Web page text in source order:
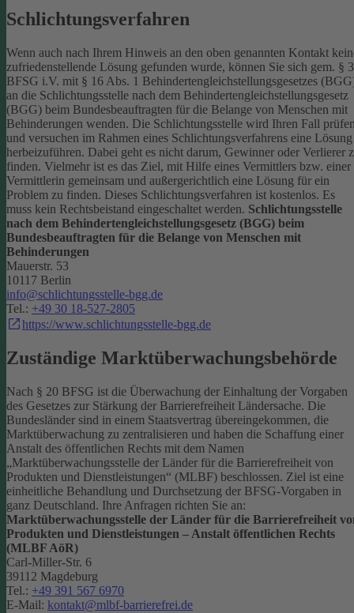
Schlichtungsverfahren
Wenn auch nach Ihrem Hinweis an den oben genannten Kontakt
zufriedenstellende Lösung gefunden wurde, können Sie sich gem. §
BFSG i.V. mit § 16 Abs. 1 Behindertengleichstellungsgesetzes
an die Schlichtungsstelle nach dem Behindertengleichstellungsgesetz
(BGG) beim Bundesbeauftragten für die Belange von Menschen mit
Behinderungen wenden. Die Schlichtungsstelle wird Ihren Fall
und versuchen im Rahmen eines Schlichtungsverfahrens eine Lösung
herbeizuführen. Dabei geht es nicht darum, Gewinner oder Verlierer
finden. Vielmehr ist es das Ziel, mit Hilfe eines Vermittlers bzw. einer
Vermittlerin gemeinsam und außergerichtlich eine Lösung für ein
Problem zu finden. Dieses Schlichtungsverfahren ist kostenlos. Es
muss kein Rechtsbeistand eingeschaltet werden. Schlichtungsstelle
nach dem Behindertengleichstellungsgesetz (BGG) beim
Bundesbeauftragten für die Belange von Menschen mit
Behinderungen
Mauerstr. 53
10117 Berlin
info@schlichtungsstelle-bgg.de
Tel.: +49 30 18-527-2805
https://www.schlichtungsstelle-bgg.de
Zuständige Marktüberwachungsbehörde
Nach § 20 BFSG ist die Überwachung der Einhaltung der Vorgaben
des Gesetzes zur Stärkung der Barrierefreiheit Ländersache. Die
Bundesländer sind in einem Staatsvertrag übereingekommen, die
Marktüberwachung zu zentralisieren und haben die Schaffung einer
Anstalt des öffentlichen Rechts mit dem Namen
„Marktüberwachungsstelle der Länder für die Barrierefreiheit von
Produkten und Dienstleistungen“ (MLBF) beschlossen. Ziel ist eine
einheitliche Behandlung und Durchsetzung der BFSG-Vorgaben in
ganz Deutschland. Ihre Anfragen richten Sie an:
Marktüberwachungsstelle der Länder für die Barrierefreiheit
Produkten und Dienstleistungen – Anstalt öffentlichen Rechts
(MLBF AöR)
Carl-Miller-Str. 6
39112 Magdeburg
Tel.: +49 391 567 6970
E-Mail: kontakt@mlbf-barrierefrei.de